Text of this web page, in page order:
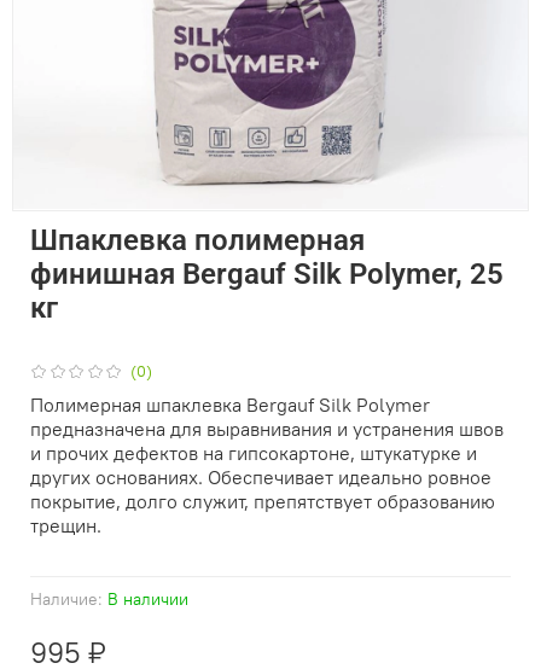
(0)
Наличие: В наличии
Шпаклевка полимерная
финишная Bergauf Silk Polymer, 25
кг
995 ₽
Полимерная шпаклевка Bergauf Silk Polymer
предназначена для выравнивания и устранения швов
и прочих дефектов на гипсокартоне, штукатурке и
других основаниях. Обеспечивает идеально ровное
покрытие, долго служит, препятствует образованию
трещин.